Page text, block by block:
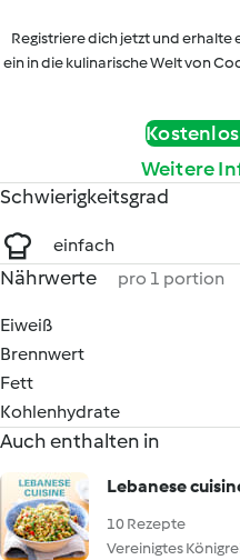
Registriere dich jetzt und erhalte
ein in die kulinarische Welt von
Weitere
Schwierigkeitsgrad
einfach
Nährwerte pro 1 portion
Eiweiß
Brennwert
Fett
Kohlenhydrate
Auch enthalten in
Lebanese
10 Rezepte
Vereinigtes